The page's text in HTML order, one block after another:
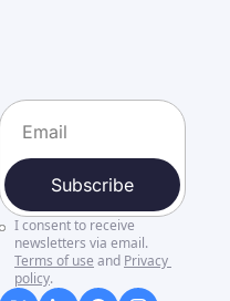
Subscribe
I consent to receive
newsletters via email.
Terms of use and Privacy
policy.